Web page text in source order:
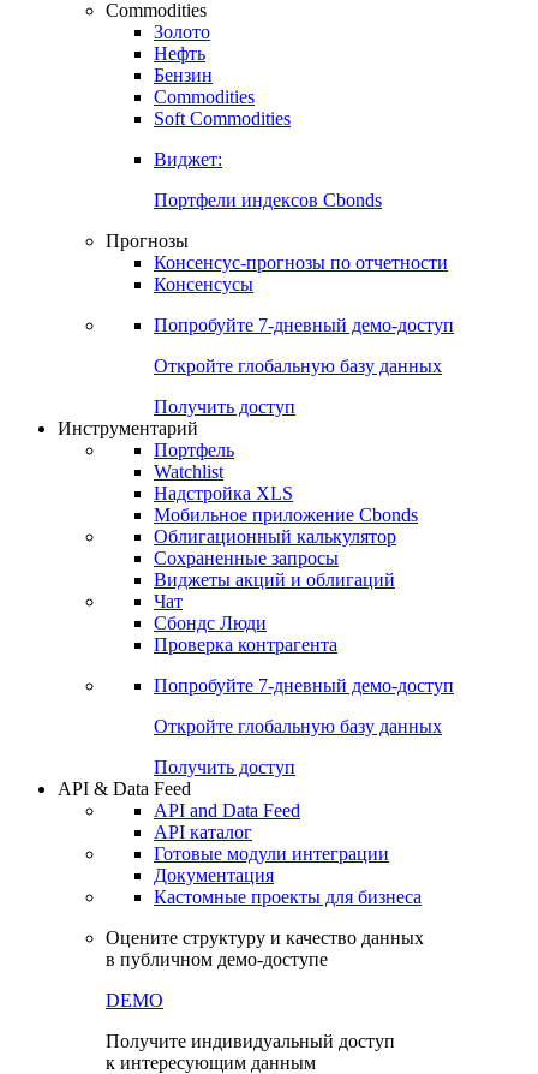
Commodities
Золото
Нефть
Бензин
Commodities
Soft Commodities
Виджет:
Портфели индексов Cbonds
Прогнозы
Консенсус-прогнозы по отчетности
Консенсусы
Попробуйте 7-дневный демо-доступ
Откройте глобальную базу данных
Получить доступ
Инструментарий
Портфель
Watchlist
Надстройка XLS
Мобильное приложение Cbonds
Облигационный калькулятор
Сохраненные запросы
Виджеты акций и облигаций
Чат
Сбондс Люди
Проверка контрагента
Попробуйте 7-дневный демо-доступ
Откройте глобальную базу данных
Получить доступ
API & Data Feed
API and Data Feed
API каталог
Готовые модули интеграции
Документация
Кастомные проекты для бизнеса
Оцените структуру и качество данных
в публичном демо-доступе
DEMO
Получите индивидуальный доступ
к интересующим данным